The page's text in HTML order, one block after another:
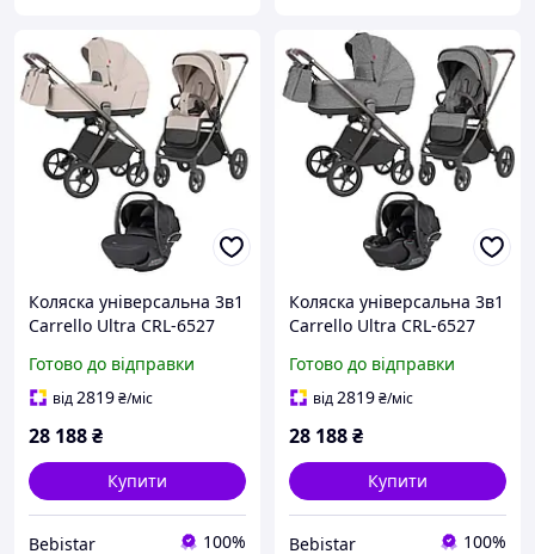
Коляска універсальна 3в1
Carrello Ultra CRL-6527
Frame)+ Автокрісло
Carrello Vega14101
Готово до відправки
від2819₴/міс
28 188₴
Купити
Bebistar 100%
Коляска універсальна 3в1
Carrello Ultra CRL-6527
Автокрісло Carrello Vega
CRL-14101 Absolute Black
Готово до відправки
від2819₴/міс
28 188₴
Купити
Bebistar 100%